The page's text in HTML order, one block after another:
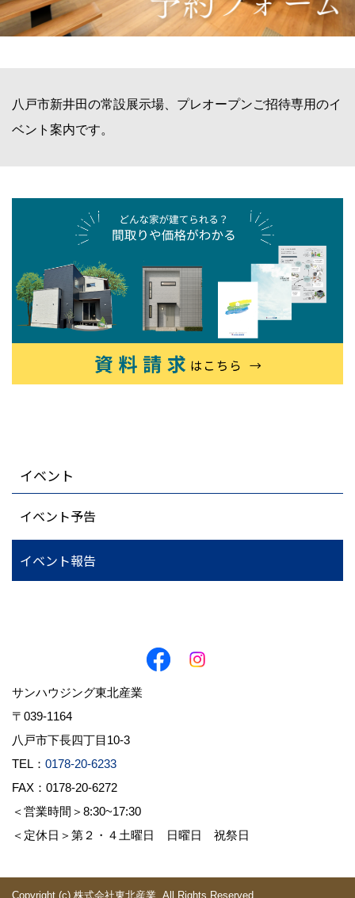
八戸市新井田の常設展示場、プレオープンご招待専用のイ
ベント案内です。
イベント
イベント予告
イベント報告
サンハウジング東北産業
〒039-1164
八戸市下長四丁目10-3
TEL： 0178-20-6233
FAX：0178-20-6272
＜営業時間＞8:30~17:30
＜定休日＞第２・４土曜日 日曜日 祝祭日
Copyright (c) 株式会社東北産業. All Rights Reserved.